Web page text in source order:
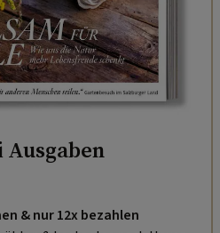
& nur 12x bezahlen